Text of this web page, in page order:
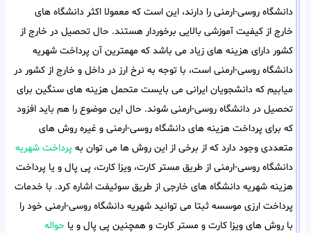
دانشگاه روسی-ارمنی را دارند، این است که معمولا اکثر دانشگاه های
خارج از کیفیت آموزشی بالایی برخوردار هستند. حال تحصیل در خارج از
کشور دارای هزینه های زیاد می باشد که مهمترین آن پرداخت شهریه
دانشگاه روسی-ارمنی است، با توجه به نرخ ارز در داخل و خارج از کشور در
میابیم که دانشجویان ایرانی می بایست متحمل هزینه های سنگین برای
تحصیل در دانشگاه روسی-ارمنی شوند. حال این موضوع را هم باید افزود
که برای پرداخت هزینه های دانشگاه روسی-ارمنی و غیره روش های
متعددی وجود دارد که از برخی از این روش ها می توان به پرداخت شهریه
دانشگاه روسی-ارمنی از طریق مستر کارت، ویزا کارت، پی پال و یا پرداخت
هزینه شهریه دانشگاه های خارجی از طریق سوئیفت اشاره کرد. با خدمات
پرداخت ارزی موسسه ثبتا می توانید شهریه دانشگاه روسی-ارمنی خود را
با روش های ویزا کارت و مستر کارت و همچنین پی پال و یا حواله